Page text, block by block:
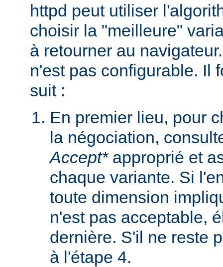
httpd peut utiliser
choisir la "meilleure"
à retourner au
n'est pas configurable. Il
suit :
En premier lieu, pour
la négociation,
Accept*approprié et
chaque variante. Si
toute dimension
n'est pas acceptable,
dernière. S'il ne reste
à l'étape 4.